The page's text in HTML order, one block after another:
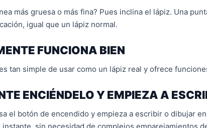
más gruesa o más fina? Pues inclina el lápiz. Una
igual que un lápiz normal.
FUNCIONA BIEN
tan simple de usar como un lápiz real y ofrece
ENCIÉNDELO Y EMPIEZA A
el botón de encendido y empieza a escribir o dibujar